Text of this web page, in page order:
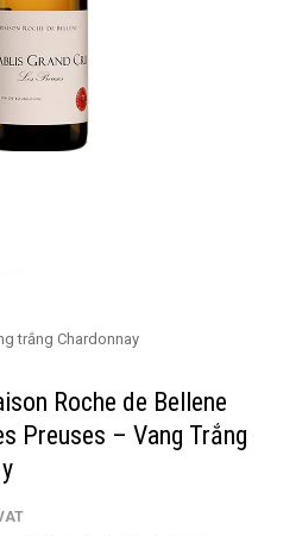
trắng Chardonnay
Roche de Bellene
Preuses – Vang Trắng